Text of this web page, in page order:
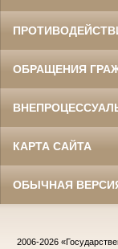
ОБРАЩЕНИЯ
КАРТА САЙТА
ОБЫЧНАЯ
2006-2026